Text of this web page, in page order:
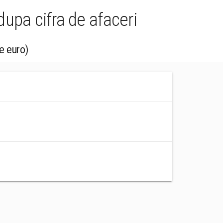
cifra de afaceri
euro)